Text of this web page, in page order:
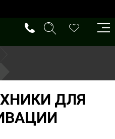
79-22
ДЛЯ